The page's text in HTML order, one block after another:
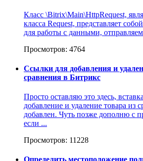
Класс \Bitrix\Main\HttpRequest,
класса Request, представляет
для работы с данными,
Просмотров: 4764
Ссылки для добавления и
сравнения в Битрикс
Просто оставляю это здесь,
добавление и удаление товара из
добавлен. Чуть позже дополню с
если ...
Просмотров: 11228